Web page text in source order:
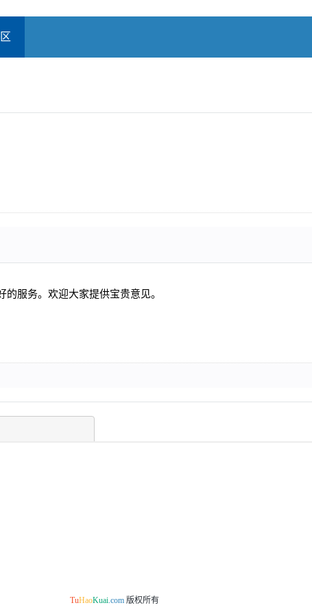
服务。欢迎大家提供宝贵意见。
TuHaoKuai.com版权所有